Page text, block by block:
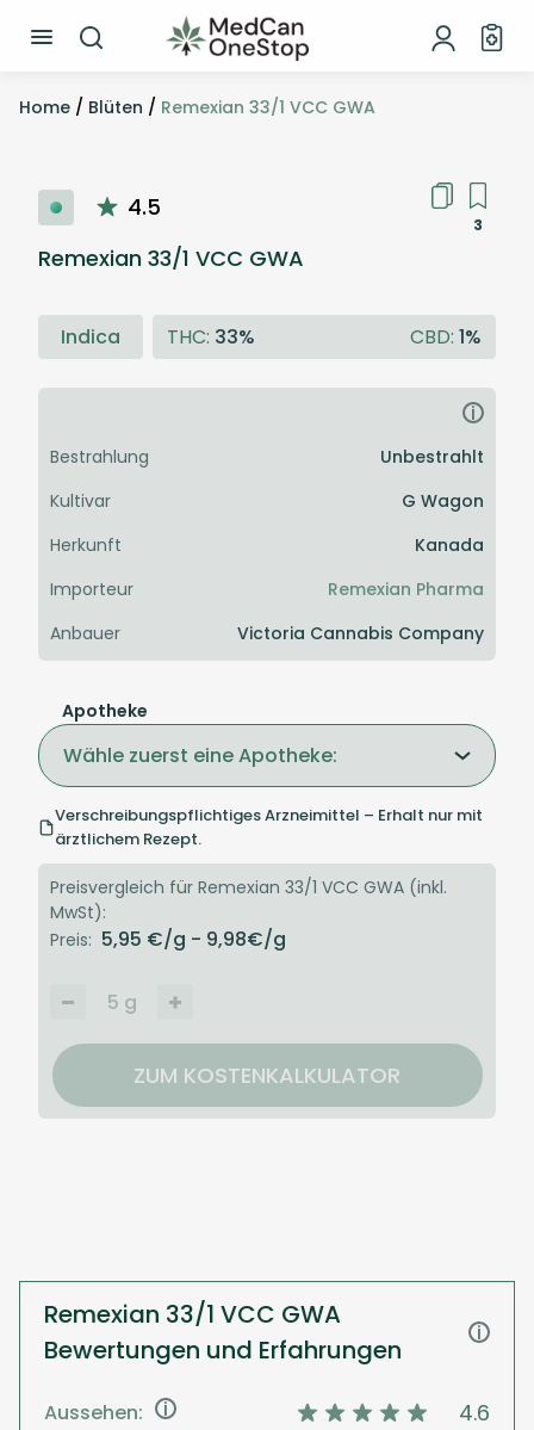
Home / Blüten / Remexian 33/1 VCC GWA
4.5
3
Remexian 33/1 VCC GWA
Indica THC: 33% CBD: 1%
i
Bestrahlung
Unbestrahlt
Kultivar
G Wagon
Herkunft
Kanada
Importeur
Remexian Pharma
Anbauer
Victoria Cannabis Company
Apotheke
Wähle zuerst eine Apotheke:
Verschreibungspflichtiges Arzneimittel – Erhalt nur mit
ärztlichem Rezept.
Preisvergleich für Remexian 33/1 VCC GWA (inkl.
MwSt):
Preis: 5,95 €/g - 9,98€/g
5 g
ZUM KOSTENKALKULATOR
Remexian 33/1 VCC GWA
Bewertungen und Erfahrungen
i
Aussehen: i 4.6